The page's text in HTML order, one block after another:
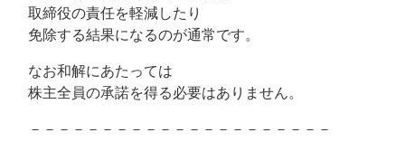
取締役の責任を軽減したり
免除する結果になるのが通常です。
なお和解にあたっては
株主全員の承諾を得る必要はありません。
－－－－－－－－－－－－－－－－－－－－－